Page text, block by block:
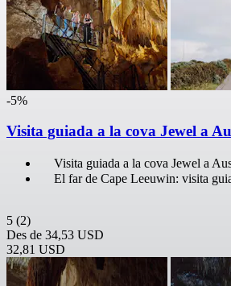
-5%
Visita guiada a la cova Jewel a
Visita guiada a la cova Jewel a
El far de Cape Leeuwin: visita
5 (2)
Des de 34,53 USD
32,81 USD